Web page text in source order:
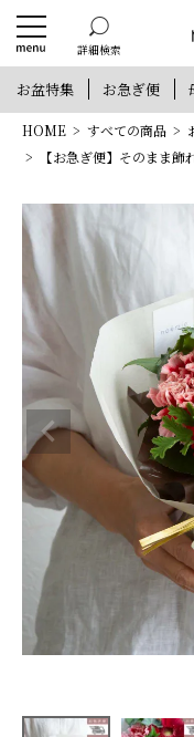
詳細検索
お盆特集 お急ぎ便
HOME すべての商品
【お急ぎ便】そのまま
新規会員
他に
新規会員登録
【お急ぎ便】そのまま飾
れるナチュラルブーケ
詳細を見る